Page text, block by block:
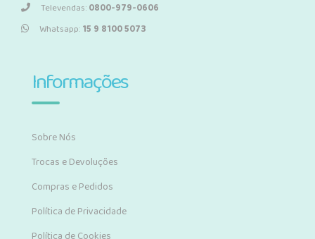
Televendas:0800-979-0606
Whatsapp:15 9 8100 5073
Informações
Sobre Nós
Trocas e Devoluções
Compras e Pedidos
Política de Privacidade